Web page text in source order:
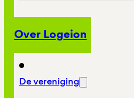
Over Logeion
De vereniging